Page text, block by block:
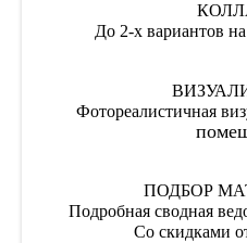
До 2-х вариантов
Фотореалистичная
ПОДБОР
Подробная сводная
Со скидками